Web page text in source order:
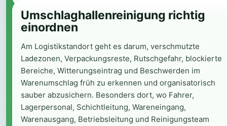
Umschlaghallenreinigung richtig
einordnen
Am Logistikstandort geht es darum, verschmutzte
Ladezonen, Verpackungsreste, Rutschgefahr, blockierte
Bereiche, Witterungseintrag und Beschwerden im
Warenumschlag früh zu erkennen und organisatorisch
sauber abzusichern. Besonders dort, wo Fahrer,
Lagerpersonal, Schichtleitung, Wareneingang,
Warenausgang, Betriebsleitung und Reinigungsteam